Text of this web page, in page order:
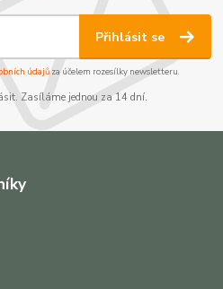
Přihlásit se
údajůza účelem rozesílky newsletteru.
Zasíláme jednou za 14 dní.